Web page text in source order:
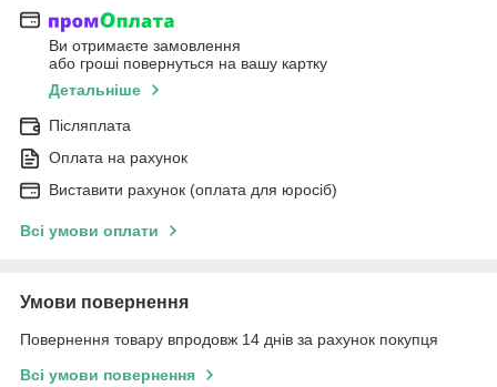
Ви отримаєте замовлення
або гроші повернуться на вашу картку
Детальніше
Післяплата
Оплата на рахунок
Виставити рахунок (оплата для юросіб)
Всі умови оплати
Умови повернення
Повернення товару впродовж 14 днів за рахунок покупця
Всі умови повернення